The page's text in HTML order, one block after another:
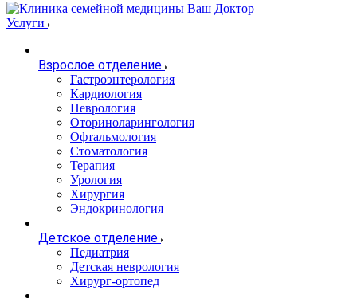
Услуги
Взрослое отделение
Гастроэнтерология
Кардиология
Неврология
Оториноларингология
Офтальмология
Стоматология
Терапия
Урология
Хирургия
Эндокринология
Детское отделение
Педиатрия
Детская неврология
Хирург-ортопед